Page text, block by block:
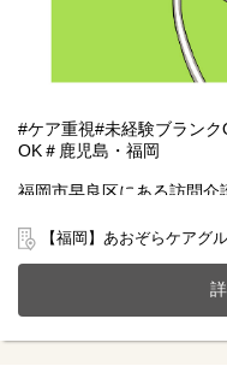
#ケア重視#未経験ブラン
OK＃鹿児島・福岡
福岡市早良区にある訪問
20～70代まで幅広い年齢
今までのご経験やスキル
【仕事内容】事務業務全般
訪問介護事業所にて、介
【福岡】あおぞらケアグ